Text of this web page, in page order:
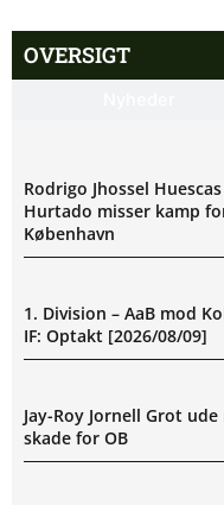
OVERSIGT
Rodrigo Jhossel Huescas
Hurtado misser kamp
København
1. Division – AaB mod
IF: Optakt [2026/08/09]
Jay-Roy Jornell Grot ude
skade for OB